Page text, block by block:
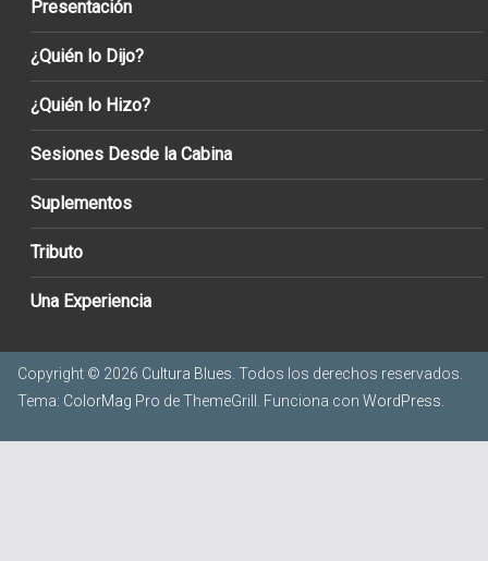
Presentación
¿Quién lo Dijo?
¿Quién lo Hizo?
Sesiones Desde la Cabina
Suplementos
Tributo
Una Experiencia
Copyright © 2026 Cultura Blues . Todos los derechos reservados.
Tema: ColorMag Pro de ThemeGrill. Funciona con WordPress